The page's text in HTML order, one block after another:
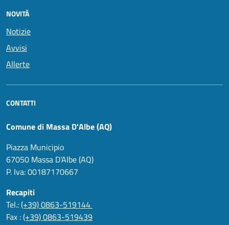
NOVITÀ
Notizie
Avvisi
Allerte
CONTATTI
Comune di Massa D'Albe (AQ)
Piazza Municipio
67050 Massa D'Albe (AQ)
P. Iva: 00187170667
Recapiti
Tel.:(+39) 0863-519144
Fax :(+39) 0863-519439